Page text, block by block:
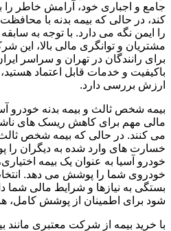
جامع و اجباری خود، آرامش خاطر
کند، در حالی که بیمه بدنه با
را ایمن نگه می دارد. با توجه به
مشتریان و توانگری مالی بالا، این
برای رانندگان در تهران و سراسر
باکیفیت و خدمات قابل اعتماد
ارزش بررسی دارد.
بیمه شخص ثالث و بیمه بدنه خودرو
مالی مهم برای کاهش ریسک های
می کنند. در حالی که بیمه شخص
خسارت های وارد شده به دیگران را
خودرو آسیا به عنوان یک بیمه
خودروی شما را پوشش می دهد.
بستگی به نیازها و شرایط مالی شما
شود برای اطمینان از پوشش کامل، هر
با خرید بیمه از شرکت معتبری مانند